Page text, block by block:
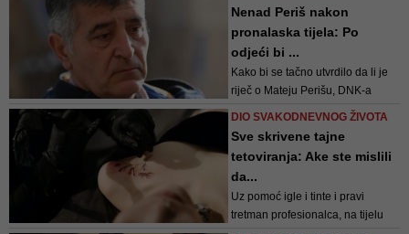
jednog javnog događaja, posve je
druga priča u odnosu na prašinu
koja se podigla zbog golih tijela
dvoje glumaca. A umjetniku, kao i
glumcu, ti...
Nenad Periš nakon
pronalaska tijela: Po
odjeći bi ...
Kako bi se tačno utvrdilo da li je
riječ o Mateju Perišu, DNK-a
nađenog mladića uporediće se sa
DIO SVAKODNEVNOG ŽIVOTA
Sve skrivene tajne
tetoviranja: Ake ste mislili
da...
Uz pomoć igle i tinte i pravi
tretman profesionalca, na tijelu